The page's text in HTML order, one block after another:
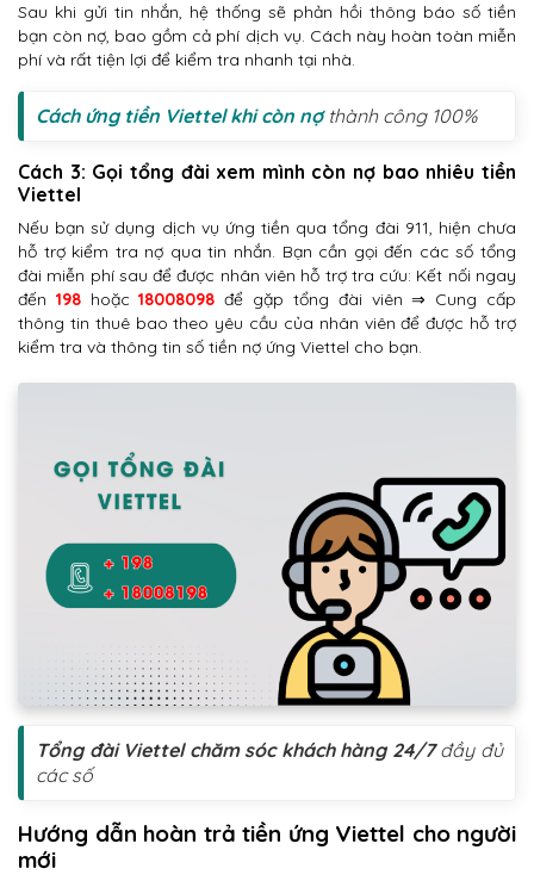
Sau khi gửi tin nhắn, hệ thống sẽ phản hồi thông báo số tiền
bạn còn nợ, bao gồm cả phí dịch vụ. Cách này hoàn toàn miễn
phí và rất tiện lợi để kiểm tra nhanh tại nhà.
Cách ứng tiền Viettel khi còn nợthành công 100%
Cách 3: Gọi tổng đài xem mình còn nợ bao nhiêu tiền
Viettel
Nếu bạn sử dụng dịch vụ ứng tiền qua tổng đài 911, hiện chưa
hỗ trợ kiểm tra nợ qua tin nhắn. Bạn cần gọi đến các số tổng
đài miễn phí sau để được nhân viên hỗ trợ tra cứu: Kết nối ngay
đến 198hoặc18008098 để gặp tổng đài viên ⇒ Cung cấp
thông tin thuê bao theo yêu cầu của nhân viên để được hỗ trợ
kiểm tra và thông tin số tiền nợ ứng Viettel cho bạn.
Tổng đài Viettel chăm sóc khách hàng 24/7 đầy đủ
các số
Hướng dẫn hoàn trả tiền ứng Viettel cho người
mới